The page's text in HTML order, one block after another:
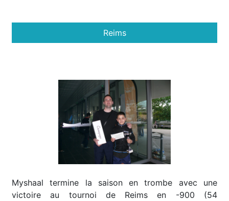
Reims
Myshaal termine la saison en trombe avec une
victoire au tournoi de Reims en -900 (54